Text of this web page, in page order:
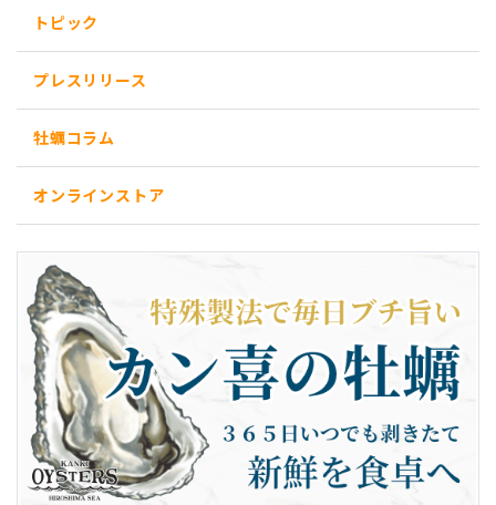
トピック
プレスリリース
牡蠣コラム
オンラインストア